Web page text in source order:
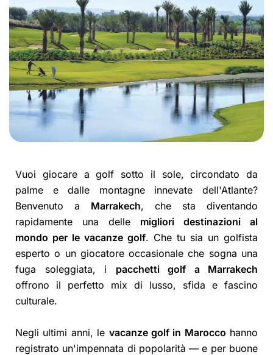
Vuoi giocare a golf sotto il sole, circondato da
palme e dalle montagne innevate dell'Atlante?
Benvenuto a Marrakech, che sta diventando
rapidamente una delle migliori destinazioni al
mondo per le vacanze golf. Che tu sia un golfista
esperto o un giocatore occasionale che sogna una
fuga soleggiata, i pacchetti golf a Marrakech
offrono il perfetto mix di lusso, sfida e fascino
culturale.
Negli ultimi anni, le vacanze golf in Marocco hanno
registrato un'impennata di popolarità — e per buone